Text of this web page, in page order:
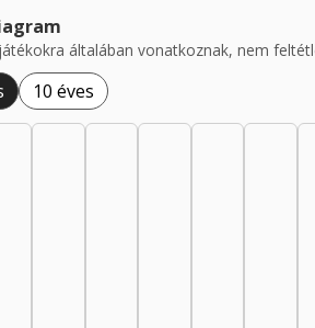
általában vonatkoznak, nem
10 éves